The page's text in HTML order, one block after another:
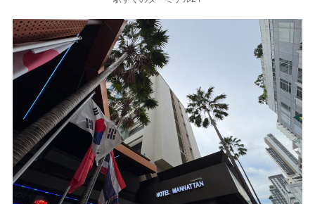
もある。
エスカレーター日本の倍くらい早い、立つ側は基本右側
だけど関係なしに左右乗ってるから運送率は高い。
ショピングモール、駅入り口に防犯ゲートがある。
駅のはたまに鳴ったりするけど関係なく通ってる。
警備の人がいることが多いから治安面で安全。